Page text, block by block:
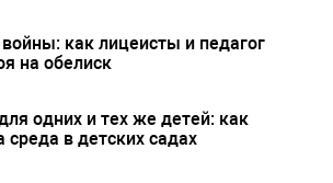
как лицеисты и педагог
на обелиск
одних и тех же детей: как
среда в детских садах